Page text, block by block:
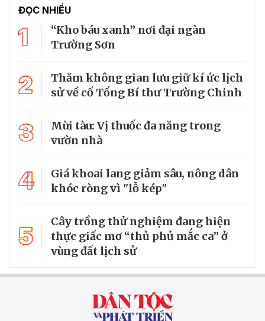
ĐỌC NHIỀU
1
“Kho báu xanh” nơi đại ngàn
Trường Sơn
2
Thăm không gian lưu giữ kí ức lịch
sử về cố Tổng Bí thư Trường Chinh
3
Mùi tàu: Vị thuốc đa năng trong
vườn nhà
4
Giá khoai lang giảm sâu, nông dân
khóc ròng vì "lỗ kép"
5
Cây trồng thử nghiệm đang hiện
thực giấc mơ “thủ phủ mắc ca” ở
vùng đất lịch sử